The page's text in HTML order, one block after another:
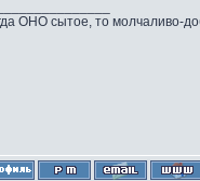
ОНО сытое, то молчаливо-